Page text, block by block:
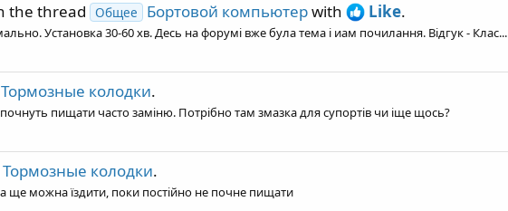
the thread Общее Бортовой компьютерwith Like.
Установка 30-60 хв. Десь на форумі вже була тема і иам почилання. Відгук - Клас...
Тормозные колодки.
пищати часто заміню. Потрібно там змазка для супортів чи іще щось?
Тормозные колодки.
ще можна їздити, поки постійно не почне пищати